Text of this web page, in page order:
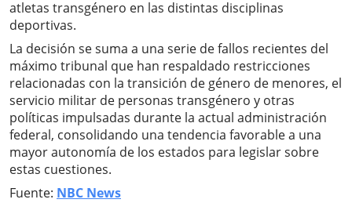
atletas transgénero en las distintas disciplinas
deportivas.
La decisión se suma a una serie de fallos recientes del
máximo tribunal que han respaldado restricciones
relacionadas con la transición de género de menores, el
servicio militar de personas transgénero y otras
políticas impulsadas durante la actual administración
federal, consolidando una tendencia favorable a una
mayor autonomía de los estados para legislar sobre
estas cuestiones.
Fuente: NBC News